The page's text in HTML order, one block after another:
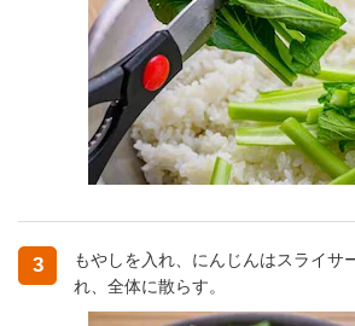
3
もやしを入れ、にんじんはスライサ
れ、全体に散らす。